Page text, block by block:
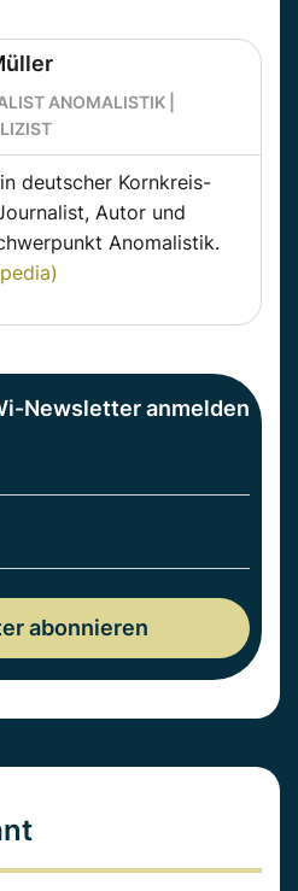
ANOMALISTIK |
deutscher Kornkreis-
Autor und
Anomalistik.
Newsletter anmelden